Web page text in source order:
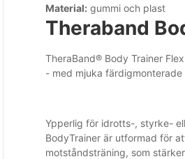
Material: gummi och plast
Theraband
TheraBand® Body Trainer
- med mjuka
Ypperlig för idrotts-, styrke-
BodyTrainer är utformad för
motståndsträning, som